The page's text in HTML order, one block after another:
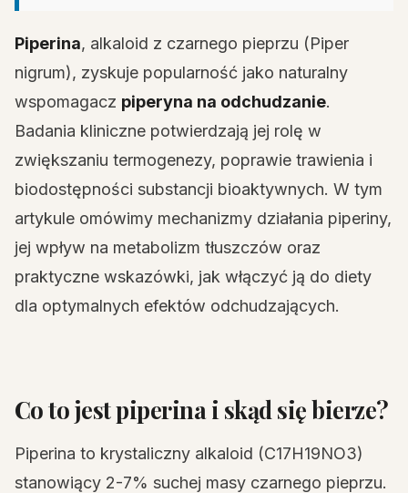
Piperina, alkaloid z czarnego pieprzu (Piper
nigrum), zyskuje popularność jako naturalny
wspomagacz piperyna na odchudzanie.
Badania kliniczne potwierdzają jej rolę w
zwiększaniu termogenezy, poprawie trawienia i
biodostępności substancji bioaktywnych. W tym
artykule omówimy mechanizmy działania piperiny,
jej wpływ na metabolizm tłuszczów oraz
praktyczne wskazówki, jak włączyć ją do diety
dla optymalnych efektów odchudzających.
Co to jest piperina i skąd się bierze?
Piperina to krystaliczny alkaloid (C17H19NO3)
stanowiący 2-7% suchej masy czarnego pieprzu.